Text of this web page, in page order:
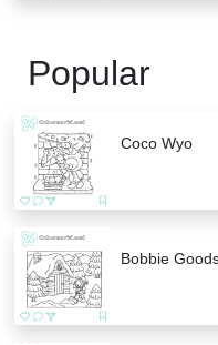
Popular
Coco Wyo
Bobbie